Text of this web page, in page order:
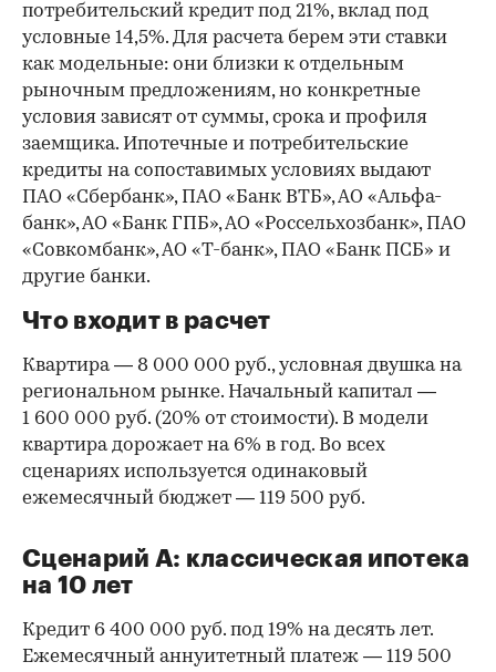
потребительский кредит под 21%, вклад под
условные 14,5%. Для расчета берем эти ставки
как модельные: они близки к отдельным
рыночным предложениям, но конкретные
условия зависят от суммы, срока и профиля
заемщика. Ипотечные и потребительские
кредиты на сопоставимых условиях выдают
ПАО «Сбербанк», ПАО «Банк ВТБ», АО «Альфа-
банк», АО «Банк ГПБ», АО «Россельхозбанк», ПАО
«Совкомбанк», АО «Т-банк», ПАО «Банк ПСБ» и
другие банки.
Что входит в расчет
Квартира — 8 000 000 руб., условная двушка на
региональном рынке. Начальный капитал —
1 600 000 руб. (20% от стоимости). В модели
квартира дорожает на 6% в год. Во всех
сценариях используется одинаковый
ежемесячный бюджет — 119 500 руб.
Сценарий А: классическая ипотека
на 10 лет
Кредит 6 400 000 руб. под 19% на десять лет.
Ежемесячный аннуитетный платеж — 119 500